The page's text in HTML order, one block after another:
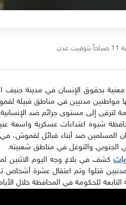
منظمة معنية بحقوق الإنسان في مدينة
مواطنين مدنيين في مناطق قبيلة
لترقى إلى مستوى جرائم ضد
شبوة اعتداءات عسكرية واسعة
المسلمين ضد أبناء قبائل
الجنوبي والتوغل في مناطق شعبيته.
كشف في بلاغ وجه اليوم الاثنين
- أن ثمانية مدنيين قتلوا وتم اعتقال
للحكومة في المحافظة خلال